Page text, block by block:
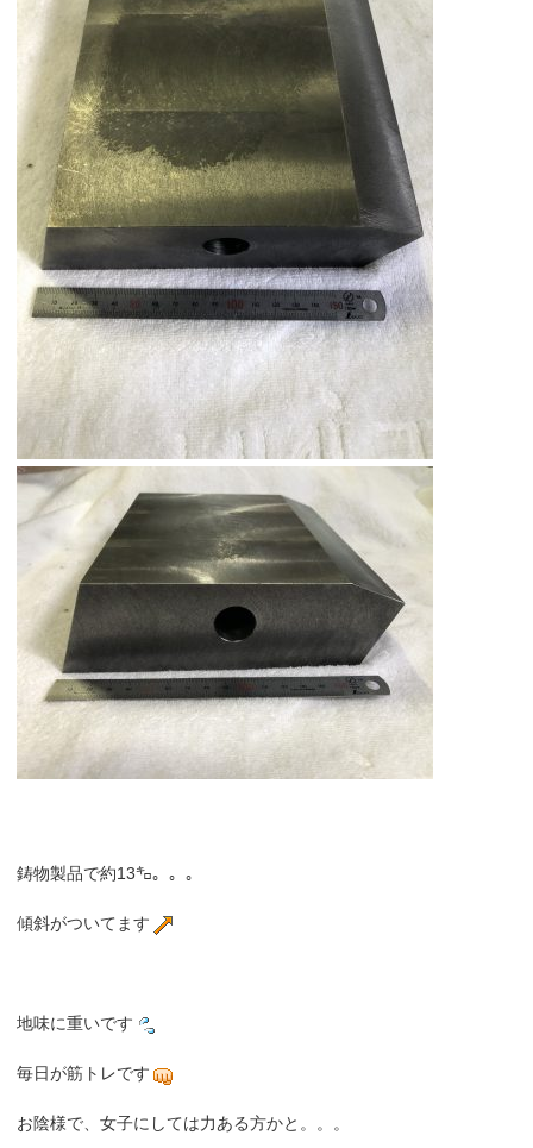
鋳物製品で約13㌔。。。
傾斜がついてます
地味に重いです
毎日が筋トレです
お陰様で、女子にしては力ある方かと。。。